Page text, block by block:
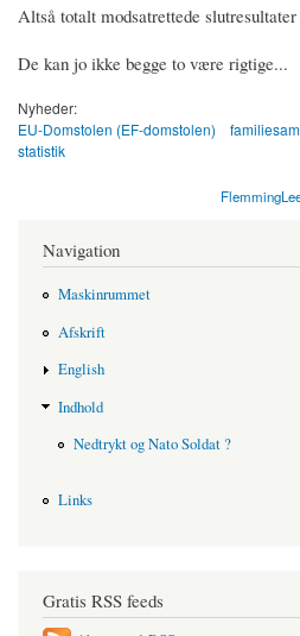
Altså totalt modsatrettede
De kan jo ikke begge to være rigtige...
Nyheder:
EU-Domstolen (EF-domstolen)
statistik
Navigation
Maskinrummet
Afskrift
English
Indhold
Nedtrykt og Nato Soldat ?
Links
Gratis RSS feeds